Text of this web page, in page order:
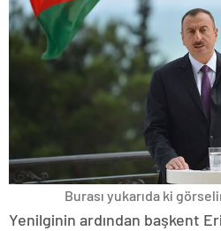
Burası yukarıda ki
Yenilginin ardından başkent